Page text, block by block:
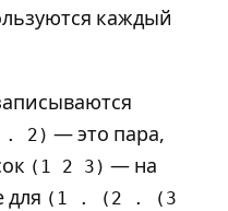
каждый
. 2) — это пара,
(1 2 3) — на
для (1 . (2 . (3